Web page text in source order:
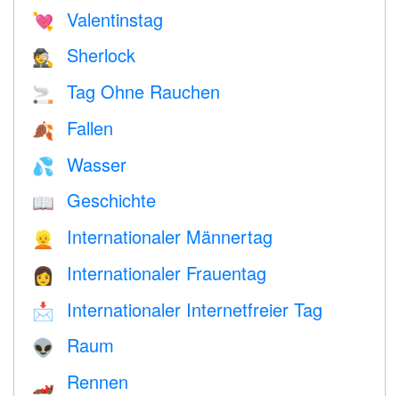
💘 Valentinstag
🕵️ Sherlock
🚬 Tag Ohne Rauchen
🍂 Fallen
💦 Wasser
📖 Geschichte
👱 Internationaler Männertag
👩 Internationaler Frauentag
📩 Internationaler Internetfreier Tag
👽 Raum
🏎 Rennen